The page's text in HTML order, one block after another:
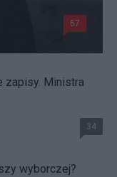
67
zapisy. Ministra
34
wyborczej?